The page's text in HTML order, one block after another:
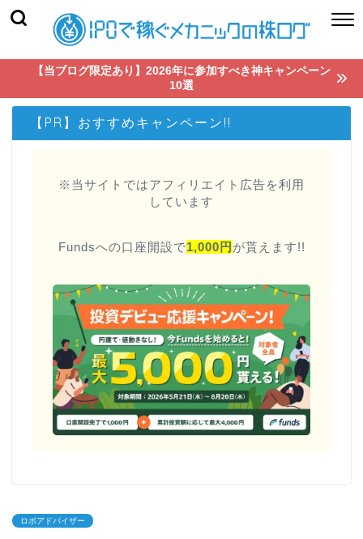
【当ブログ限定あり】2026年に参加すべき神キャンペーン
10選
【PR】おすすめキャンペーン!!
※当サイトではアフィリエイト広告を利用
しています
Fundsへの口座開設で1,000円 が貰えます!!
ロボアドバイザー